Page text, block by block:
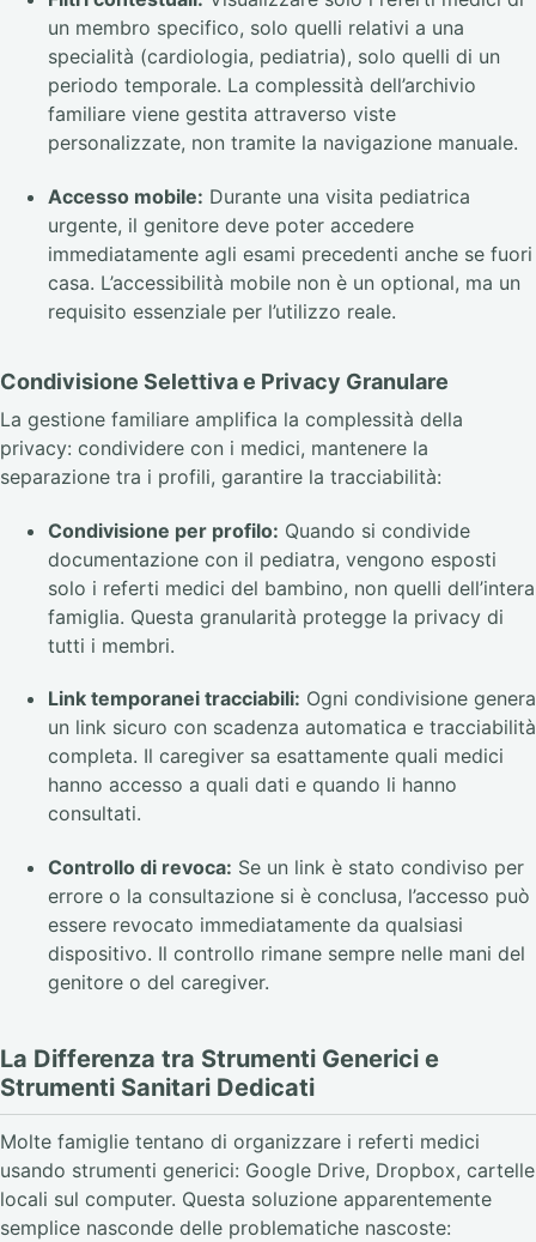
un membro specifico, solo quelli relativi a una
specialità (cardiologia, pediatria), solo quelli di un
periodo temporale. La complessità dell’archivio
familiare viene gestita attraverso viste
personalizzate, non tramite la navigazione manuale.
Accesso mobile: Durante una visita pediatrica
urgente, il genitore deve poter accedere
immediatamente agli esami precedenti anche se fuori
casa. L’accessibilità mobile non è un optional, ma un
requisito essenziale per l’utilizzo reale.
Condivisione Selettiva e Privacy Granulare
La gestione familiare amplifica la complessità della
privacy: condividere con i medici, mantenere la
separazione tra i profili, garantire la tracciabilità:
Condivisione per profilo: Quando si condivide
documentazione con il pediatra, vengono esposti
solo i referti medici del bambino, non quelli dell’intera
famiglia. Questa granularità protegge la privacy di
tutti i membri.
Link temporanei tracciabili: Ogni condivisione genera
un link sicuro con scadenza automatica e tracciabilità
completa. Il caregiver sa esattamente quali medici
hanno accesso a quali dati e quando li hanno
consultati.
Controllo di revoca: Se un link è stato condiviso per
errore o la consultazione si è conclusa, l’accesso può
essere revocato immediatamente da qualsiasi
dispositivo. Il controllo rimane sempre nelle mani del
genitore o del caregiver.
La Differenza tra Strumenti Generici e
Strumenti Sanitari Dedicati
Molte famiglie tentano di organizzare i referti medici
usando strumenti generici: Google Drive, Dropbox, cartelle
locali sul computer. Questa soluzione apparentemente
semplice nasconde delle problematiche nascoste: